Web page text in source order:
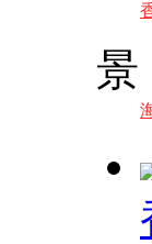
景